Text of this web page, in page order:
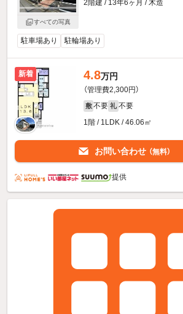
すべての写真
2階建 / 13年6ヶ月 / 木造
駐車場あり 駐輪場あり
新着 4.8万円
（管理費2,300円）
敷 不要 礼 不要
1階 / 1LDK / 46.06㎡
お問い合わせ （無料）
提供